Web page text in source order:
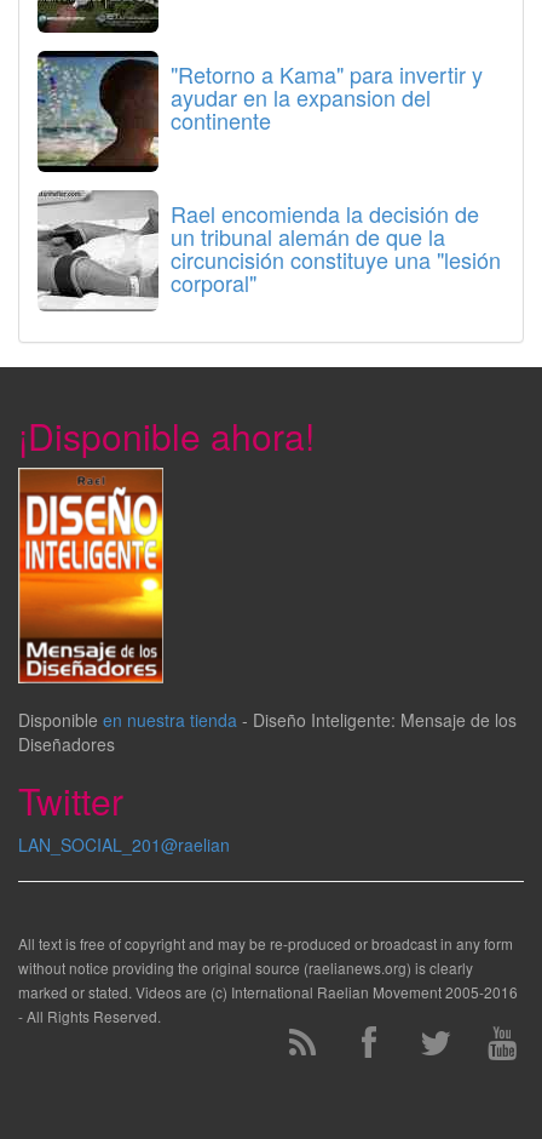
"Retorno a Kama" para invertir y
ayudar en la expansion del
continente
Rael encomienda la decisión de
un tribunal alemán de que la
circuncisión constituye una "lesión
corporal"
¡Disponible ahora!
Disponible en nuestra tienda - Diseño Inteligente: Mensaje de los
Diseñadores
Twitter
LAN_SOCIAL_201@raelian
All text is free of copyright and may be re-produced or broadcast in any form
without notice providing the original source (raelianews.org) is clearly
marked or stated. Videos are (c) International Raelian Movement 2005-2016
- All Rights Reserved.